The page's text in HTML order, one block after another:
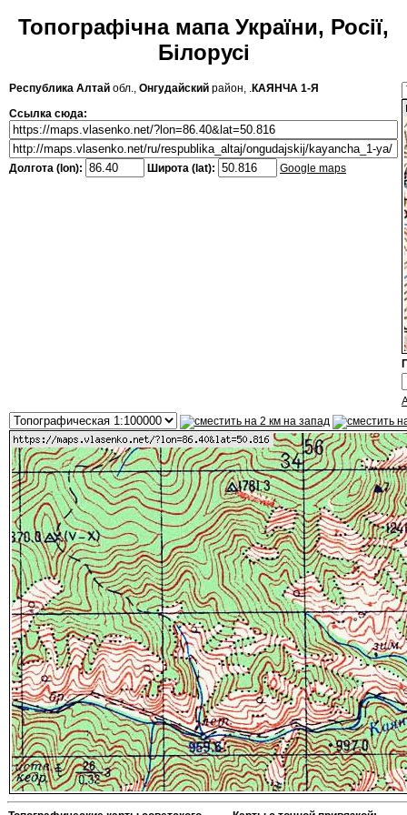
Топографічна мапа України, Росії,
Білорусі
Республика Алтай обл., Онгудайский район, .КАЯНЧА 1-Я
Ссылка сюда:
Долгота (lon): Широта (lat): Google maps